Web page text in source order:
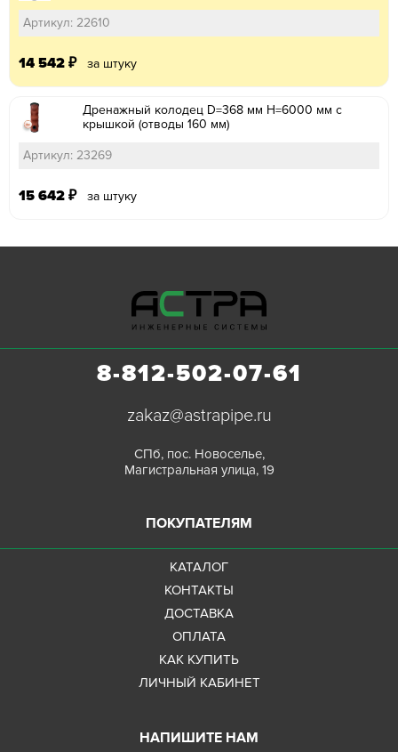
Артикул: 22610
14 542 ₽ за штуку
Дренажный колодец D=368 мм H=6000 мм с
крышкой (отводы 160 мм)
Артикул: 23269
15 642 ₽ за штуку
8-812-502-07-61
zakaz@astrapipe.ru
СПб, пос. Новоселье,
Магистральная улица, 19
ПОКУПАТЕЛЯМ
КАТАЛОГ
КОНТАКТЫ
ДОСТАВКА
ОПЛАТА
КАК КУПИТЬ
ЛИЧНЫЙ КАБИНЕТ
НАПИШИТЕ НАМ